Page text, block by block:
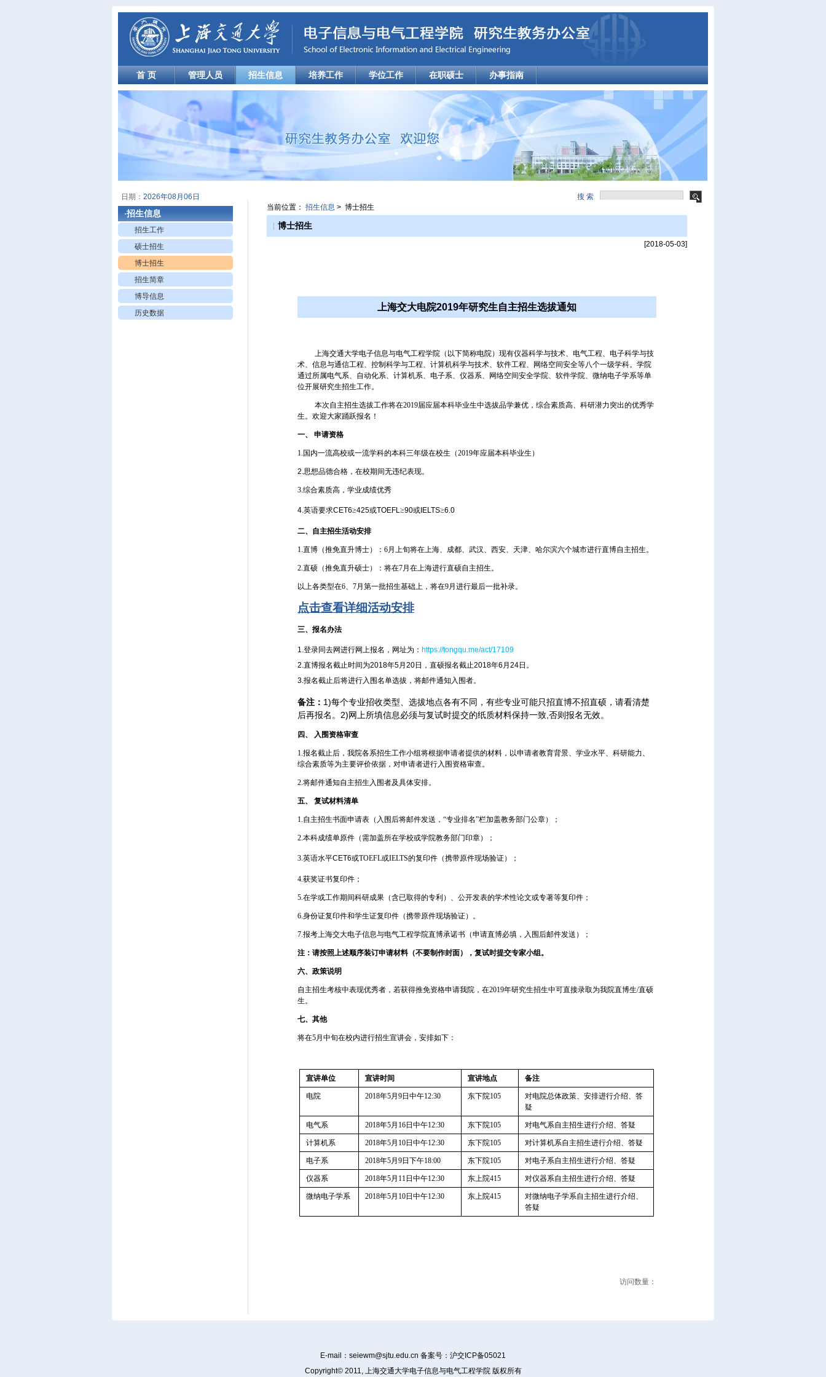
首 页 管理人员 招生信息 培养工作 学位工作 在职硕士 办事指南
日期： 2026年08月06日
搜 索
·招生信息
招生工作
硕士招生
博士招生
招生简章
博导信息
历史数据
当前位置：招生信息 > 博士招生
博士招生
[2018-05-03]
上海交大电院2019年研究生自主招生选拔通知
上海交通大学电子信息与电气工程学院（以下简称电院）现有仪器科学与技术、电气工程、电子科学与技
术、信息与通信工程、控制科学与工程、计算机科学与技术、软件工程、网络空间安全等八个一级学科。学院
通过所属电气系、自动化系、计算机系、电子系、仪器系、网络空间安全学院、软件学院、微纳电子学系等单
位开展研究生招生工作。
本次自主招生选拔工作将在2019届应届本科毕业生中选拔品学兼优，综合素质高、科研潜力突出的优秀学
生。欢迎大家踊跃报名！
一、 申请资格
1. 国内一流高校或一流学科的本科三年级在校生（2019年应届本科毕业生）
2.思想品德合格，在校期间无违纪表现。
3.综合素质高，学业成绩优秀
4.英语要求CET6≥425或TOEFL≥90或 IELTS≥6.0
二、自主招生活动安排
1.直博（推免直升博士）：6月上旬将在上海、成都、武汉、西安、天津、哈尔滨六个城市进行直博自主招生。
2.直硕（推免直升硕士）：将在7月在上海进行直硕自主招生。
以上各类型在6、7月第一批招生基础上，将在9月进行最后一批补录。
点击查看详细活动安排
三、报名办法
1.登录同去网进行网上报名，网址为： https://tongqu.me/act/17109
2.直博报名截止时间为2018年5月20日，直硕报名截止2018年6 月24日。
3.报名截止后将进行入围名单选拔，将邮件通知入围者。
备注： 1)每个专业招收类型、选拔地点各有不同，有些专业可能只招直博不招直硕，请看清楚
后再报名。 2)网上所填信息必须与复试时提交的纸质材料保持一致 ,否则报名无效。
四、 入围资格审查
1.报名截止后，我院各系招生工作小组将根据申请者提供的材料，以申请者教育背景、学业水平、科研能力、
综合素质等为主要评价依据，对申请者进行入围资格审查。
2.将邮件通知自主招生入围者及具体安排。
五、 复试材料清单
1.自主招生书面申请表（入围后将邮件发送，“专业排名”栏加盖教务部门公章）；
2.本科成绩单原件（需加盖所在学校或学院教务部门印章）；
3.英语水平CET6或TOEFL或IELTS的复印件（携带原件现场验证）；
4.获奖证书复印件；
5.在学或工作期间科研成果（含已取得的专利）、公开发表的学术性论文或专著等复印件；
6.身份证复印件和学生证复印件（携带原件现场验证）。
7.报考上海交大电子信息与电气工程学院直博承诺书（申请直博必填，入围后邮件发送）；
注：请按照上述顺序装订申请材料 （不要制作封面），复试时提交专家小组。
六、政策说明
自主招生考核中表现优秀者，若获得推免资格申请我院，在2019年研究生招生中可直接录取为我院直博生/直硕
生。
七、其他
将在5月中旬在校内进行招生宣讲会，安排如下：
宣讲单位 宣讲时间 宣讲地点 备注
电院 2018年5月9日中午12:30 东下院105
对电院总体政策、安排进行介绍、答
疑
电气系 2018年5月 16日中午12:30 东下院105 对电气系自主招生进行介绍、答疑
计算机系 2018年5月 10日中午12:30 东下院105 对计算机系自主招生进行介绍、答疑
电子系 2018年5月9日下午18:00 东下院105 对电子系自主招生进行介绍、答疑
仪器系 2018年5月 11日中午12:30 东上院415 对仪器系自主招生进行介绍、答疑
微纳电子学系 2018年5月 10日中午12:30 东上院415
对微纳电子学系自主招生进行介绍、
答疑
访问数量：
E-mail： seiewm@sjtu.edu.cn 备案号：沪交ICP备05021
Copyright© 2011, 上海交通大学电子信息与电气工程学院 版权所有